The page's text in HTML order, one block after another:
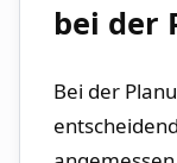
bei ⁢der
Bei ⁢der